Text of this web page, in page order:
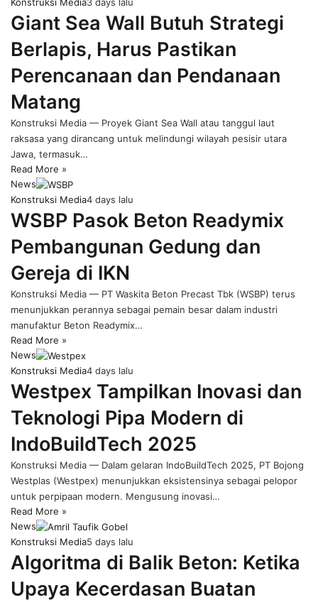
Konstruksi Media3 days lalu
Giant Sea Wall Butuh Strategi
Berlapis, Harus Pastikan
Perencanaan dan Pendanaan
Matang
Konstruksi Media — Proyek Giant Sea Wall atau tanggul laut
raksasa yang dirancang untuk melindungi wilayah pesisir utara
Jawa, termasuk…
Read More »
News
Konstruksi Media4 days lalu
WSBP Pasok Beton Readymix
Pembangunan Gedung dan
Gereja di IKN
Konstruksi Media — PT Waskita Beton Precast Tbk (WSBP) terus
menunjukkan perannya sebagai pemain besar dalam industri
manufaktur Beton Readymix…
Read More »
News
Konstruksi Media4 days lalu
Westpex Tampilkan Inovasi dan
Teknologi Pipa Modern di
IndoBuildTech 2025
Konstruksi Media — Dalam gelaran IndoBuildTech 2025, PT Bojong
Westplas (Westpex) menunjukkan eksistensinya sebagai pelopor
untuk perpipaan modern. Mengusung inovasi…
Read More »
News
Konstruksi Media5 days lalu
Algoritma di Balik Beton: Ketika
Upaya Kecerdasan Buatan